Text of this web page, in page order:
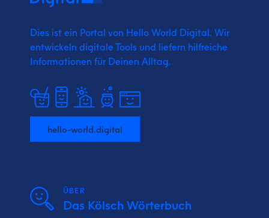
Dies ist ein Portal von Hello World Digital. Wir
entwickeln digitale Tools und liefern hilfreiche
Informationen für Deinen Alltag.
hello-world.digital
ÜBER
Das Kölsch Wörterbuch